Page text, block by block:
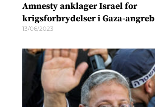
Amnesty anklager Israel for
krigsforbrydelser i Gaza-angreb
13/06/2023